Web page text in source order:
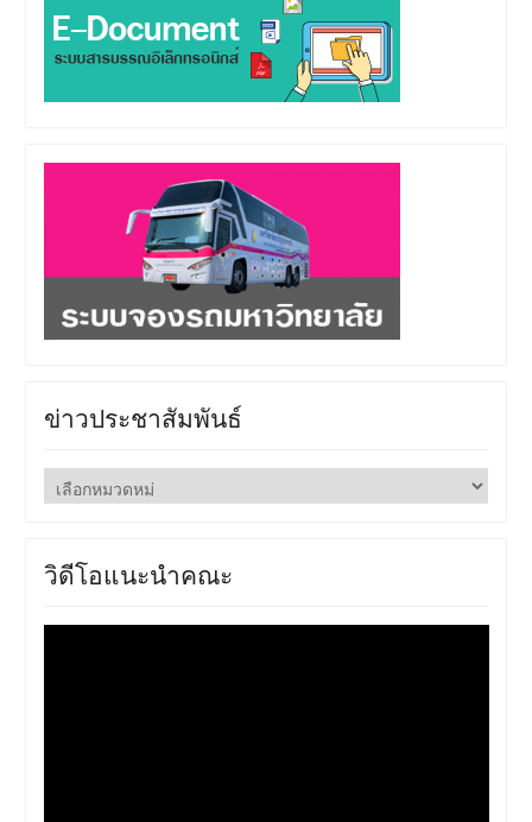
ข่าวประชาสัมพันธ์
ข่าว
ประชาสัมพันธ์
วิดีโอแนะนำคณะ